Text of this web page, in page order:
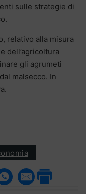
sulle strategie di
relativo alla misura
dell’agricoltura
gli agrumeti
malsecco. In